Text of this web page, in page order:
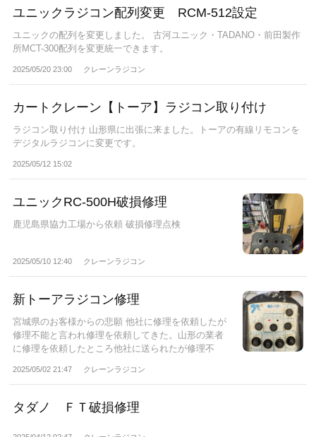
ユニックラジコン配列変更 RCM-512設定
ユニックの配列を変更しました。 古河ユニック・TADANO・前田製作
所MCT-300配列を変更統一できます。
2025/05/20 23:00 クレーンラジコン
カートクレーン【トーア】ラジコン取り付け
ラジコン取り付け 山形県に出張に来ました。トーアの有線リモコンを
デジタルラジコンに変更です。
2025/05/12 15:02
ユニックRC-500H破損修理
鹿児島県協力工場から依頼 破損修理点検
2025/05/10 12:40 クレーンラジコン
新トーアラジコン修理
宮城県のお客様からの悲願 他社に修理を依頼したが
修理不能と言われ修理を依頼してきた。山形の業者
に修理を依頼したところ他社に送られたが修理不
2025/05/02 21:47 クレーンラジコン
タダノ ＦＴ破損修理